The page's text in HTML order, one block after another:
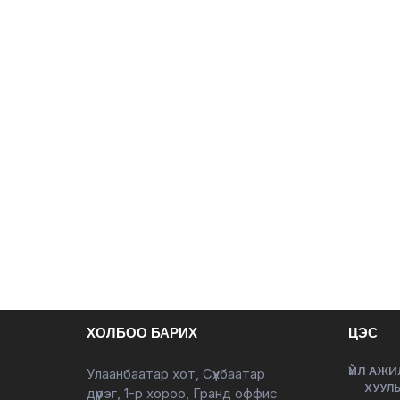
ХОЛБОО БАРИХ
Улаанбаатар хот, Сүхбаатар
дүүрэг, 1-р хороо, Гранд оффис
ЦЭС
ҮЙЛ